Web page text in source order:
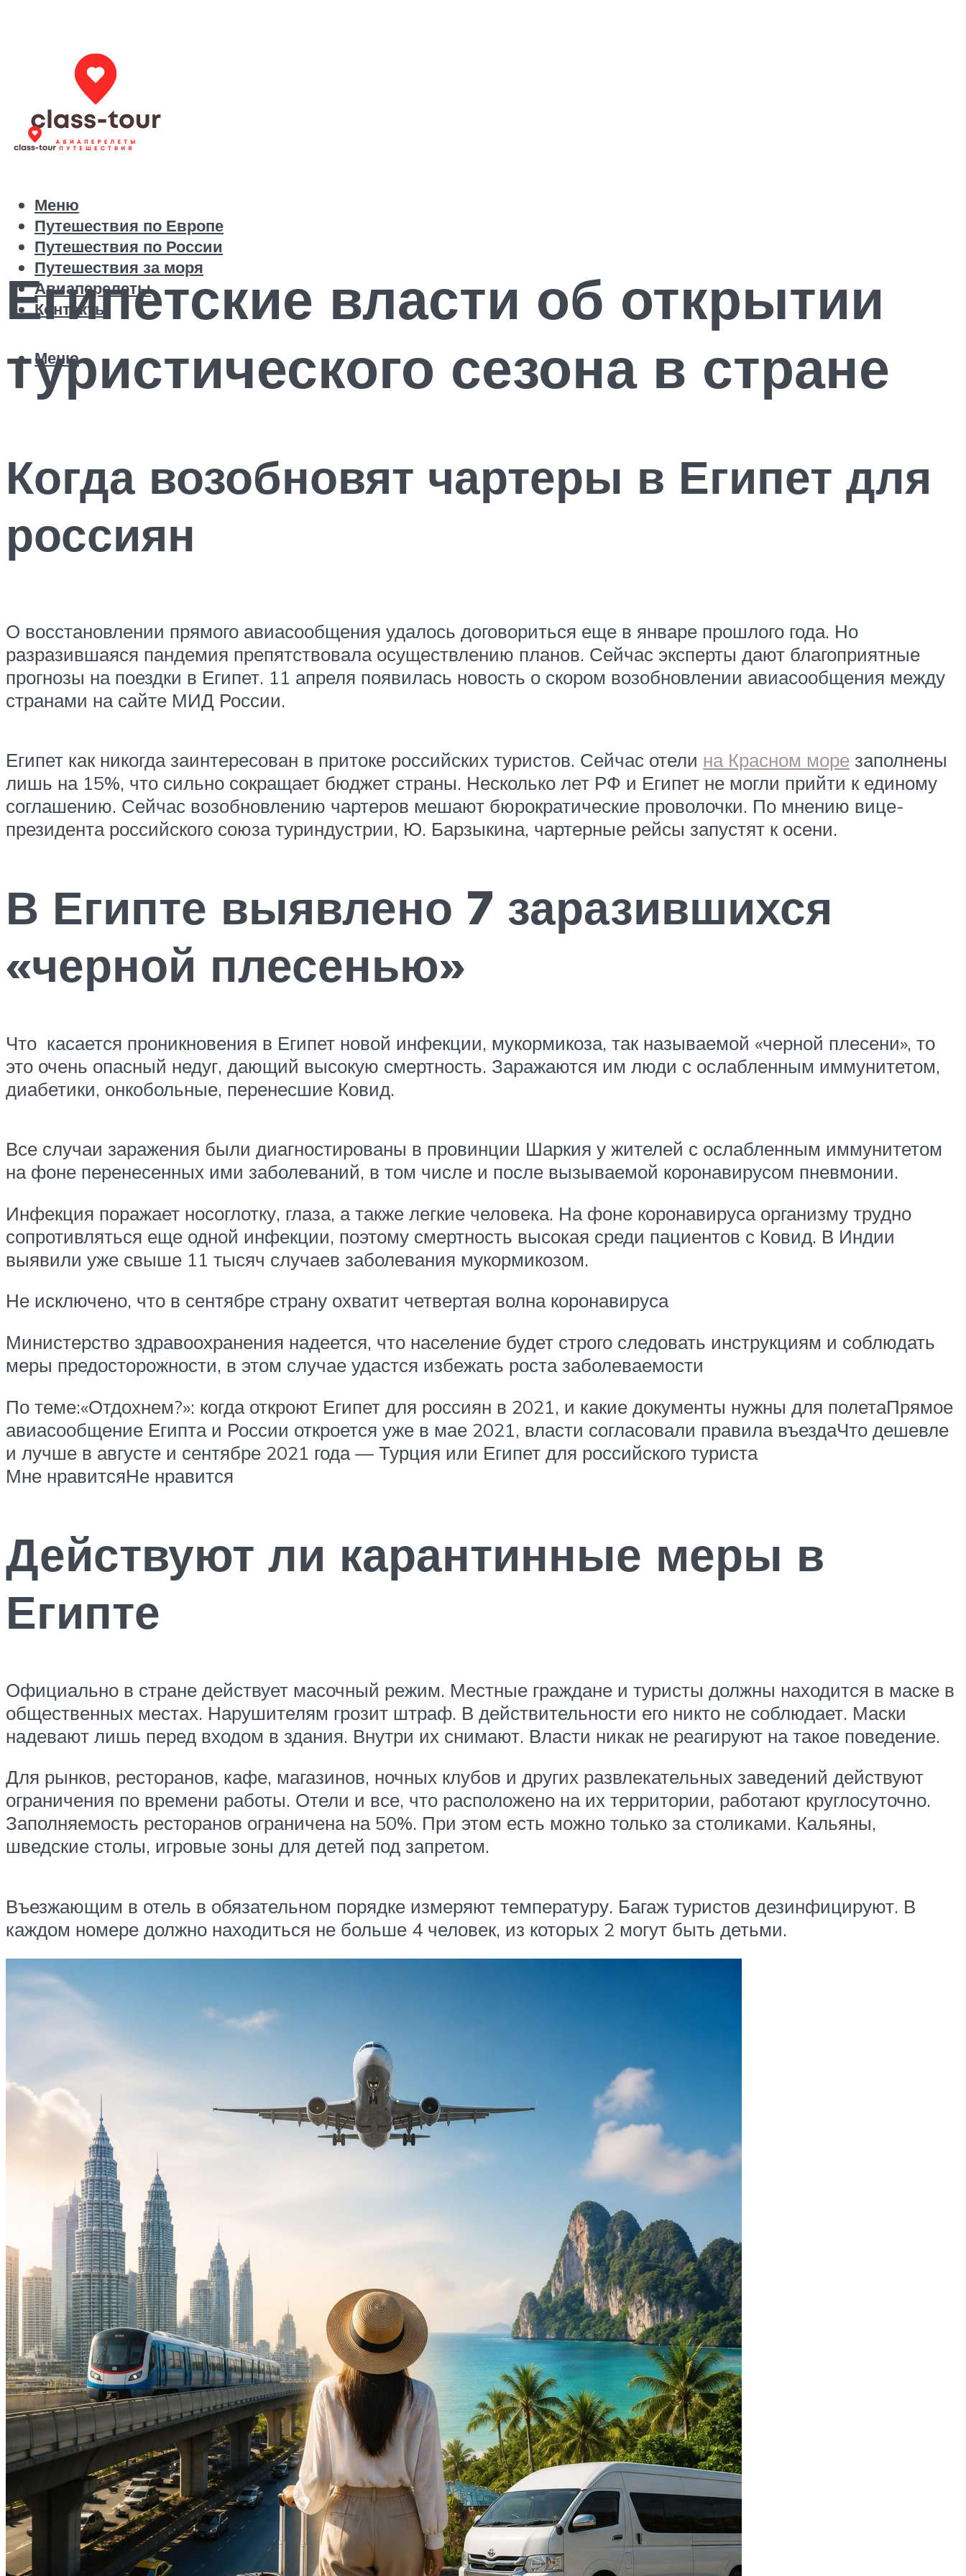
Путешествия по Европе
Путешествия по России
Путешествия за моря
Авиаперелеты
Контакты
Меню
Меню
Египетские власти об открытии
туристического сезона в стране
Когда возобновят чартеры в Египет для
россиян
О восстановлении прямого авиасообщения удалось договориться еще в январе прошлого года. Но
разразившаяся пандемия препятствовала осуществлению планов. Сейчас эксперты дают благоприятные
прогнозы на поездки в Египет. 11 апреля появилась новость о скором возобновлении авиасообщения между
странами на сайте МИД России.
Египет как никогда заинтересован в притоке российских туристов. Сейчас отели на Красном море заполнены
лишь на 15%, что сильно сокращает бюджет страны. Несколько лет РФ и Египет не могли прийти к единому
соглашению. Сейчас возобновлению чартеров мешают бюрократические проволочки. По мнению вице-
президента российского союза туриндустрии, Ю. Барзыкина, чартерные рейсы запустят к осени.
В Египте выявлено 7 заразившихся
«черной плесенью»
Что касается проникновения в Египет новой инфекции, мукормикоза, так называемой «черной плесени», то
это очень опасный недуг, дающий высокую смертность. Заражаются им люди с ослабленным иммунитетом,
диабетики, онкобольные, перенесшие Ковид.
Все случаи заражения были диагностированы в провинции Шаркия у жителей с ослабленным иммунитетом
на фоне перенесенных ими заболеваний, в том числе и после вызываемой коронавирусом пневмонии.
Инфекция поражает носоглотку, глаза, а также легкие человека. На фоне коронавируса организму трудно
сопротивляться еще одной инфекции, поэтому смертность высокая среди пациентов с Ковид. В Индии
выявили уже свыше 11 тысяч случаев заболевания мукормикозом.
Не исключено, что в сентябре страну охватит четвертая волна коронавируса
Министерство здравоохранения надеется, что население будет строго следовать инструкциям и соблюдать
меры предосторожности, в этом случае удастся избежать роста заболеваемости
По теме:«Отдохнем?»: когда откроют Египет для россиян в 2021, и какие документы нужны для полетаПрямое
авиасообщение Египта и России откроется уже в мае 2021, власти согласовали правила въездаЧто дешевле
и лучше в августе и сентябре 2021 года — Турция или Египет для российского туриста
Мне нравитсяНе нравится
Действуют ли карантинные меры в
Египте
Официально в стране действует масочный режим. Местные граждане и туристы должны находится в маске в
общественных местах. Нарушителям грозит штраф. В действительности его никто не соблюдает. Маски
надевают лишь перед входом в здания. Внутри их снимают. Власти никак не реагируют на такое поведение.
Для рынков, ресторанов, кафе, магазинов, ночных клубов и других развлекательных заведений действуют
ограничения по времени работы. Отели и все, что расположено на их территории, работают круглосуточно.
Заполняемость ресторанов ограничена на 50%. При этом есть можно только за столиками. Кальяны,
шведские столы, игровые зоны для детей под запретом.
Въезжающим в отель в обязательном порядке измеряют температуру. Багаж туристов дезинфицируют. В
каждом номере должно находиться не больше 4 человек, из которых 2 могут быть детьми.